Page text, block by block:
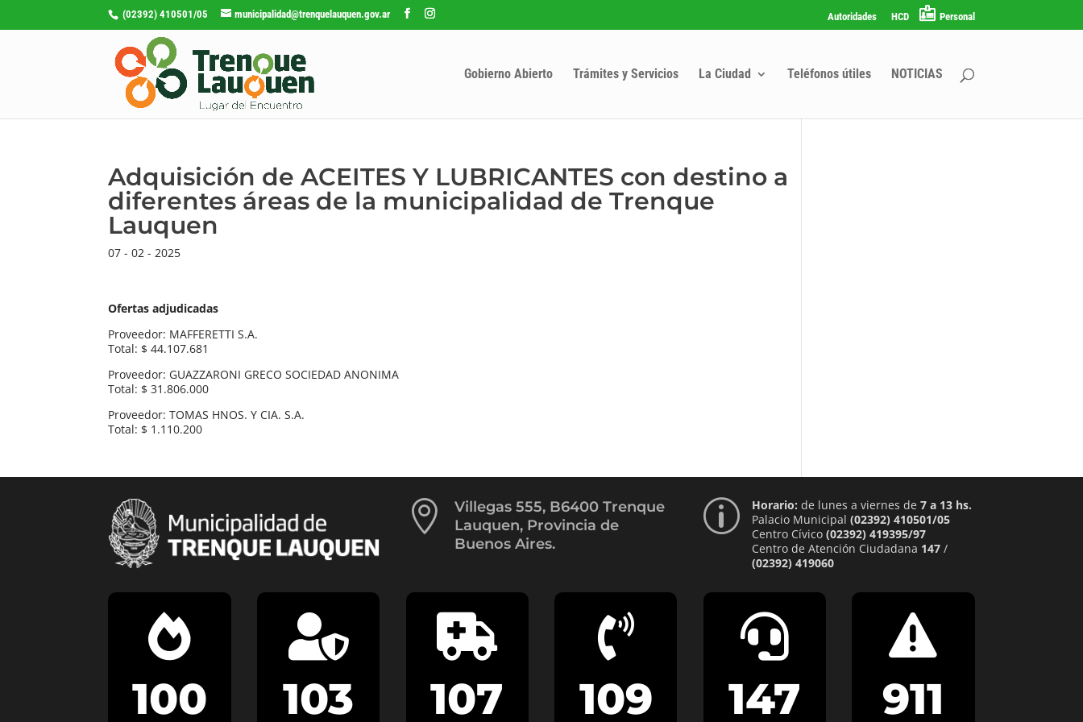
(02392) 410501/05 municipalidad@trenquelauquen.gov.ar Autoridades HCD Personal
Gobierno Abierto Trámites y Servicios La Ciudad Teléfonos útiles NOTICIAS
Adquisición de ACEITES Y LUBRICANTES con destino a
diferentes áreas de la municipalidad de Trenque
Lauquen
07 - 02 - 2025
Ofertas adjudicadas
Proveedor: MAFFERETTI S.A.
Total: $ 44.107.681
Proveedor: GUAZZARONI GRECO SOCIEDAD ANONIMA
Total: $ 31.806.000
Proveedor: TOMAS HNOS. Y CIA. S.A.
Total: $ 1.110.200

Villegas 555, B6400 Trenque
Lauquen, Provincia de
Buenos Aires.
p Horario: de lunes a viernes de 7 a 13 hs.
Palacio Municipal (02392) 410501/05
Centro Cívico (02392) 419395/97
Centro de Atención Ciudadana 147/
(02392) 419060

100

103

107

109

147

911